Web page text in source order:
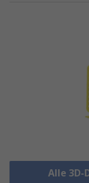
Alle